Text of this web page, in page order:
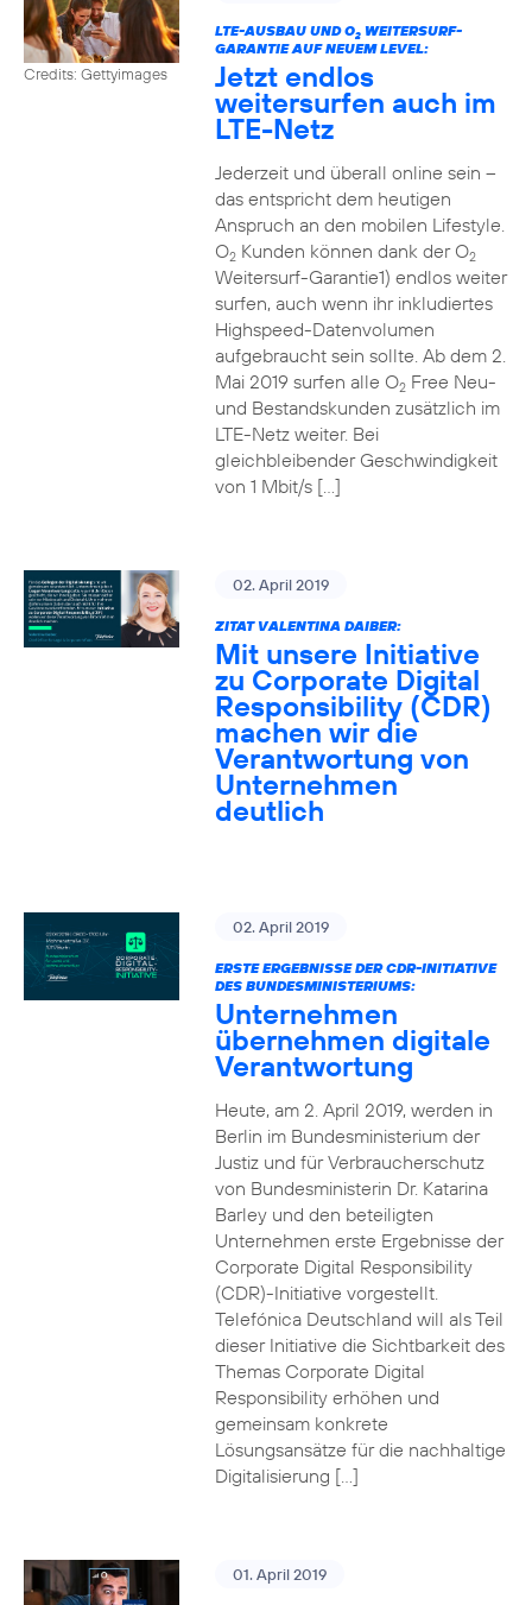
Credits: Gettyimages
LTE-AUSBAU UND O2WEITERSURF-
GARANTIE AUF NEUEM LEVEL:
Jetzt endlos
weitersurfen auch im
LTE-Netz
Jederzeit und überall online sein –
das entspricht dem heutigen
Anspruch an den mobilen Lifestyle.
O2Kunden können dank der O2
Weitersurf-Garantie1) endlos weiter
surfen, auch wenn ihr inkludiertes
Highspeed-Datenvolumen
aufgebraucht sein sollte. Ab dem 2.
Mai 2019 surfen alle O2Free Neu-
und Bestandskunden zusätzlich im
LTE-Netz weiter. Bei
gleichbleibender Geschwindigkeit
von 1 Mbit/s […]
02. April 2019
ZITAT VALENTINA DAIBER:
Mit unsere Initiative
zu Corporate Digital
Responsibility (CDR)
machen wir die
Verantwortung von
Unternehmen
deutlich
02. April 2019
ERSTE ERGEBNISSE DER CDR-INITIATIVE
DES BUNDESMINISTERIUMS:
Unternehmen
übernehmen digitale
Verantwortung
Heute, am 2. April 2019, werden in
Berlin im Bundesministerium der
Justiz und für Verbraucherschutz
von Bundesministerin Dr. Katarina
Barley und den beteiligten
Unternehmen erste Ergebnisse der
Corporate Digital Responsibility
(CDR)-Initiative vorgestellt.
Telefónica Deutschland will als Teil
dieser Initiative die Sichtbarkeit des
Themas Corporate Digital
Responsibility erhöhen und
gemeinsam konkrete
Lösungsansätze für die nachhaltige
Digitalisierung […]
01. April 2019